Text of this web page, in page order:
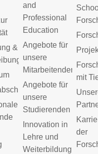
&
and
Professional
Education
Angebote für
unsere
Mitarbeitenden
Angebote für
unsere
Studierenden
Innovation in
Lehre und
Weiterbildung
mit
der